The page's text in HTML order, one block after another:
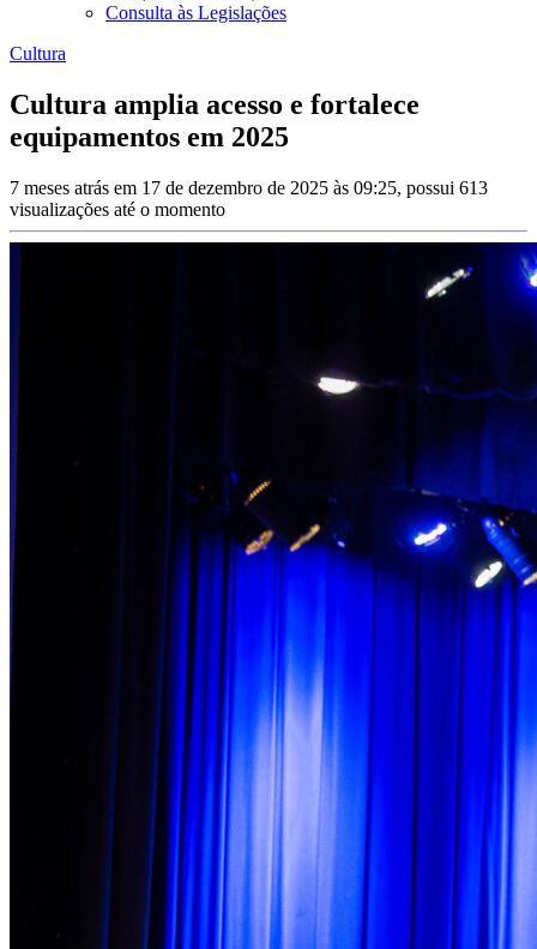
Consulta às Legislações
Cultura
Cultura amplia acesso e fortalece
equipamentos em 2025
7 meses atrás em 17 de dezembro de 2025 às 09:25, possui 613
visualizações até o momento